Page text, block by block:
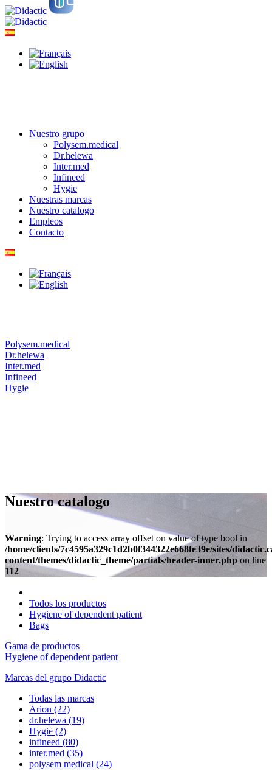
Nuestro grupo
Polysem.medical
Dr.helewa
Inter.med
Infineed
Hygie
Nuestras marcas
Nuestro catalogo
Empleos
Contacto
Polysem.medical
Dr.helewa
Inter.med
Infineed
Hygie
Nuestro catalogo
Warning: Trying to access array offset on value of type bool in
/home/clients/7c4595a329c1d2b0f344322e668fe39e/sites/
content/themes/didactic_theme/partials/header-inner.php on line
112
Todos los productos
Hygiene of dependent patient
Bags
Gama de productos
Hygiene of dependent patient
Marcas del grupo Didactic
Todas las marcas
Arion (22)
dr.helewa (19)
Hygie (2)
infineed (80)
inter.med (35)
polysem medical (24)